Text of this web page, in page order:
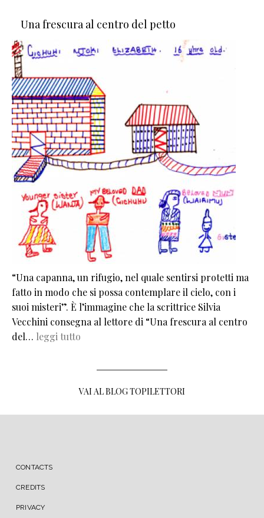
Una frescura al centro del petto
“Una capanna, un rifugio, nel quale sentirsi protetti ma
fatto in modo che si possa contemplare il cielo, con i
suoi misteri”. È l’immagine che la scrittrice Silvia
Vecchini consegna al lettore di “Una frescura al centro
del… leggi tutto
VAI AL BLOG TOPILETTORI
MENU FOOTER
CONTACTS
CREDITS
PRIVACY